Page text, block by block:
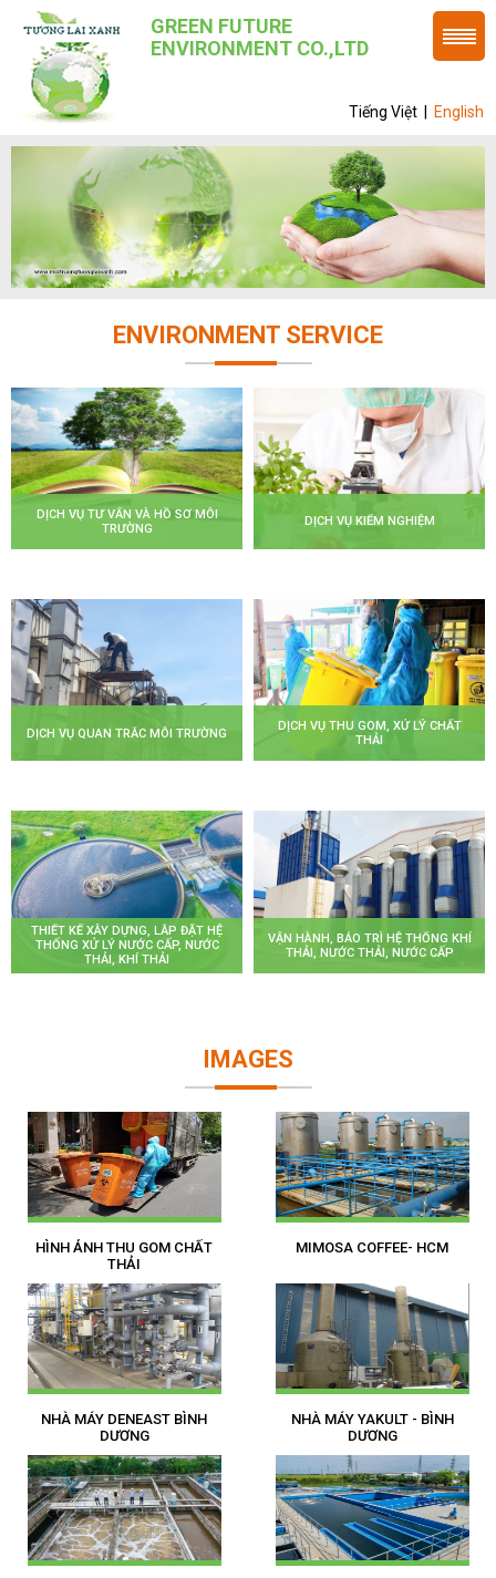
GREEN FUTURE
ENVIRONMENT CO.,LTD
Tiếng Việt English
ENVIRONMENT SERVICE
DỊCH VỤ TƯ VẤN VÀ HỒ SƠ MÔI
TRƯỜNG
DỊCH VỤ KIỂM NGHIỆM
DỊCH VỤ QUAN TRẮC MÔI TRƯỜNG
DỊCH VỤ THU GOM, XỬ LÝ CHẤT
THẢI
THIẾT KẾ XÂY DỰNG, LẮP ĐẶT HỆ
THỐNG XỬ LÝ NƯỚC CẤP, NƯỚC
THẢI, KHÍ THẢI
VẬN HÀNH, BẢO TRÌ HỆ THỐNG KHÍ
THẢI, NƯỚC THẢI, NƯỚC CẤP
IMAGES
HÌNH ẢNH THU GOM CHẤT
THẢI
MIMOSA COFFEE- HCM
NHÀ MÁY DENEAST BÌNH
DƯƠNG
NHÀ MÁY YAKULT - BÌNH
DƯƠNG